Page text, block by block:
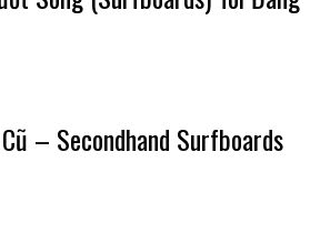
– Secondhand Surfboards